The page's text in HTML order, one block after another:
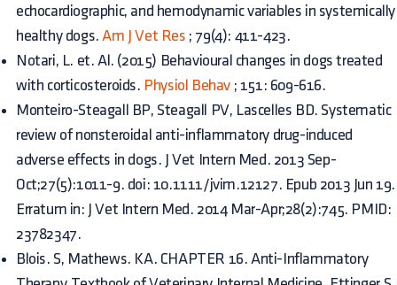
echocardiographic, and hemodynamic variables in systemically
healthy dogs. Am J Vet Res ; 79(4): 411-423.
Notari, L. et. Al. (2015) Behavioural changes in dogs treated
with corticosteroids. Physiol Behav ; 151: 609-616.
Monteiro-Steagall BP, Steagall PV, Lascelles BD. Systematic
review of nonsteroidal anti-inflammatory drug-induced
adverse effects in dogs. J Vet Intern Med. 2013 Sep-
Oct;27(5):1011-9. doi: 10.1111/jvim.12127. Epub 2013 Jun 19.
Erratum in: J Vet Intern Med. 2014 Mar-Apr;28(2):745. PMID:
23782347.
Blois. S, Mathews. KA. CHAPTER 16. Anti-Inflammatory